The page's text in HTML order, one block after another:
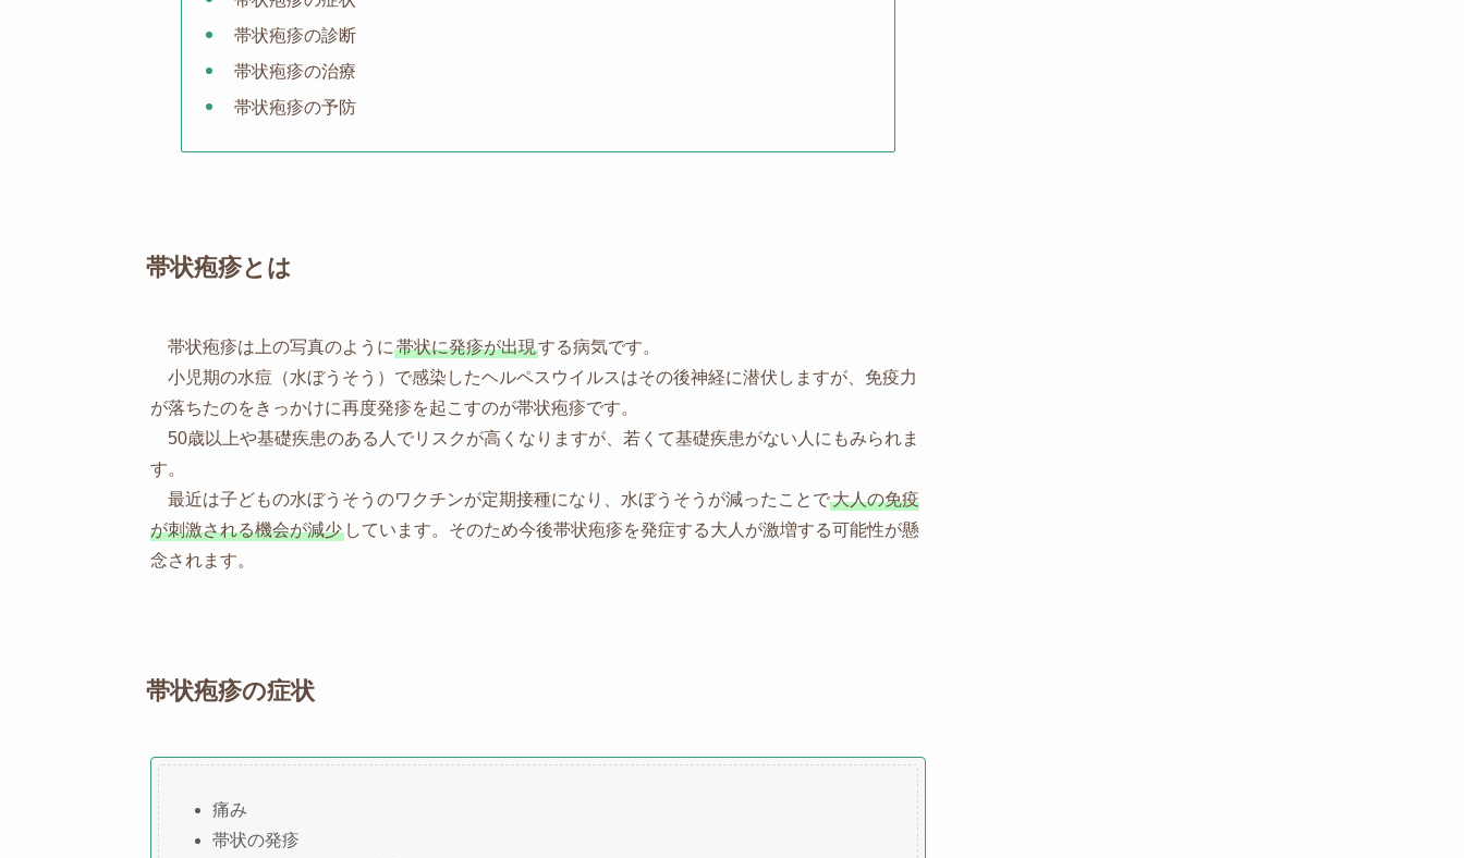
帯状疱疹の診断
帯状疱疹の治療
帯状疱疹の予防
帯状疱疹とは
帯状疱疹は上の写真のように 帯状に発疹が出現する病気です。
小児期の水痘（水ぼうそう）で感染したヘルペスウイルスはその後神経に潜伏しますが、免疫力
が落ちたのをきっかけに再度発疹を起こすのが帯状疱疹です。
50歳以上や基礎疾患のある人でリスクが高くなりますが、若くて基礎疾患がない人にもみられま
す。
最近は子どもの水ぼうそうのワクチンが定期接種になり、水ぼうそうが減ったことで大人の免疫
が刺激される機会が減少 しています。そのため今後帯状疱疹を発症する大人が激増する可能性が懸
念されます。
帯状疱疹の症状
痛み
帯状の発疹